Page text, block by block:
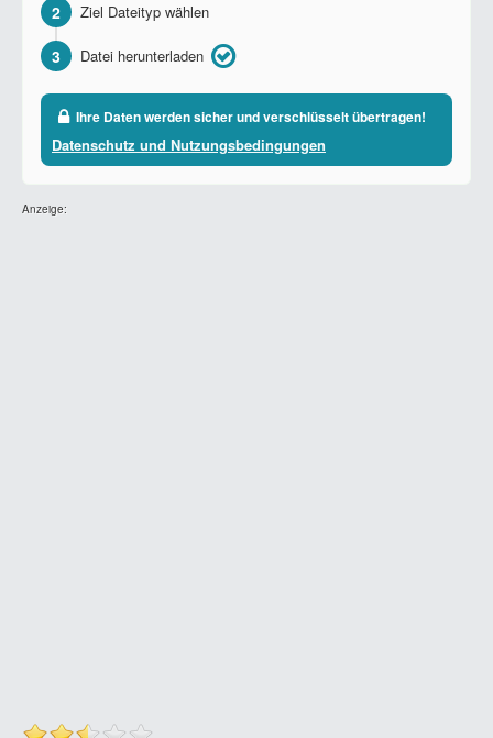
2 Ziel Dateityp wählen
3 Datei herunterladen
Ihre Daten werden sicher und verschlüsselt übertragen!
Datenschutz und Nutzungsbedingungen
Anzeige: